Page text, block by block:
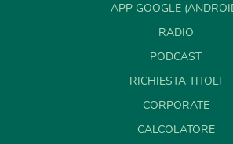
APP GOOGLE
RADIO
PODCAST
RICHIESTA TITOLI
CORPORATE
CALCOLATORE